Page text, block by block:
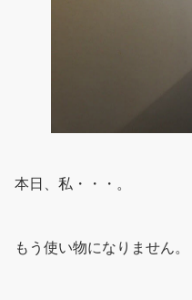
本日、私・・・。
もう使い物になりません。